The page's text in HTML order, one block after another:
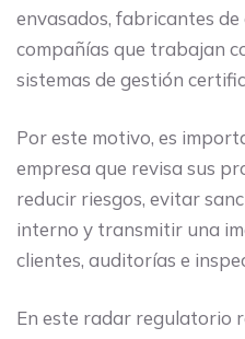
envasados, fabricantes
compañías que trabajan
sistemas de gestión
Por este motivo, es
empresa que revisa sus
reducir riesgos, evitar
interno y transmitir una
clientes, auditorías e
En este radar regulatorio